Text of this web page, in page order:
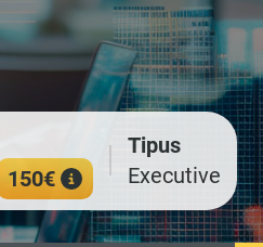
150€
Tipus
Executive